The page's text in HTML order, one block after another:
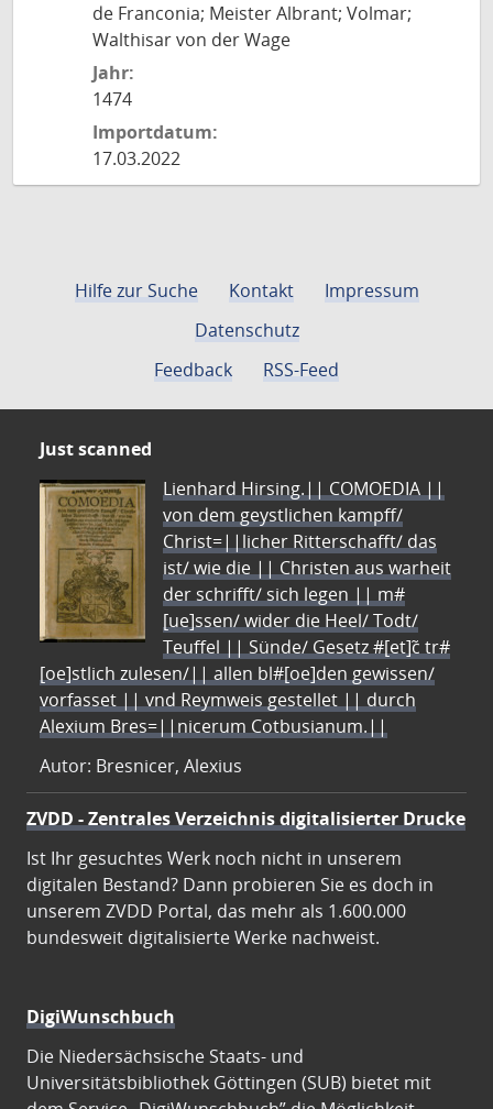
de Franconia; Meister Albrant; Volmar;
Walthisar von der Wage
Jahr:
1474
Importdatum:
17.03.2022
Hilfe zur Suche Kontakt
Impressum
Datenschutz
Feedback
RSS-Feed
Just scanned
Lienhard Hirsing.|| COMOEDIA ||
von dem geystlichen kampff/
Christ=||licher Ritterschafft/ das
ist/ wie die || Christen aus warheit
der schrifft/ sich legen || m#
[ue]ssen/ wider die Heel/ Todt/
Teuffel || Sünde/ Gesetz #[et]c̃ tr#
[oe]stlich zulesen/|| allen bl#[oe]den gewissen/
vorfasset || vnd Reymweis gestellet || durch
Alexium Bres=||nicerum Cotbusianum.||
Autor: Bresnicer, Alexius
ZVDD - Zentrales Verzeichnis digitalisierter Drucke
Ist Ihr gesuchtes Werk noch nicht in unserem
digitalen Bestand? Dann probieren Sie es doch in
unserem ZVDD Portal, das mehr als 1.600.000
bundesweit digitalisierte Werke nachweist.
DigiWunschbuch
Die Niedersächsische Staats- und
Universitätsbibliothek Göttingen (SUB) bietet mit